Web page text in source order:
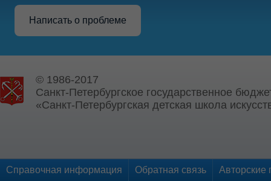
Написать о проблеме
© 1986-2017
Санкт-Петербургское государственное
«Санкт-Петербургская детская школа
Справочная информация Обратная связь Авторские